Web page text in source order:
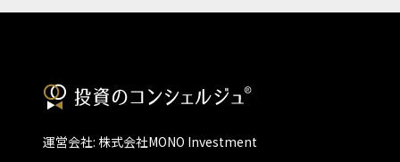
運営会社: 株式会社MONO Investment